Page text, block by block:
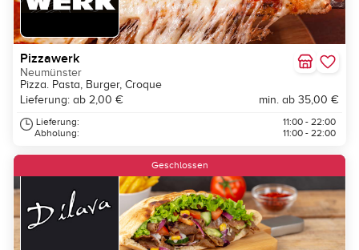
Pizzawerk
Neumünster
Pizza. Pasta, Burger, Croque
Lieferung: ab 2,00 €
min. ab 35,00 €
Lieferung:
Abholung:
11:00 - 22:00
11:00 - 22:00
Geschlossen